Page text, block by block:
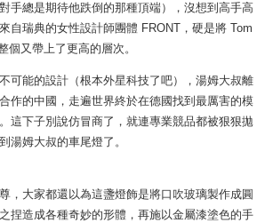
手總是期待他跌倒的那種頂端），沒想到高手高
自瑞典的女性設計師團體 FRONT，硬是將 Tom
個又帶上了更高的層次。
可能的設計（根本外星科技了吧），湯姆大叔離
作的中國，走遍世界終於在德國找到最厲害的模
這下子別說仿冒商了，就連專業競品都被狠狠拋
湯姆大叔的車尾燈了。
，大家都還以為這盞燈飾是將口吹玻璃製作成圓
捏造成各種奇妙的形體，再施以金屬漆塗色的手